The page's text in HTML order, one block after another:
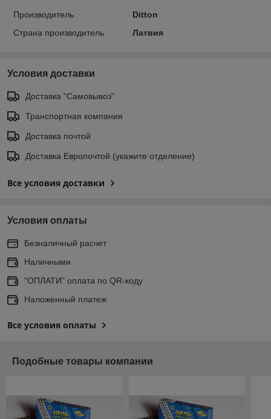
Производитель
Ditton
Страна производитель
Латвия
Условия доставки
Доставка "Самовывоз"
Транспортная компания
Доставка почтой
Доставка Европочтой (укажите отделение)
Все условия доставки
Условия оплаты
Безналичный расчет
Наличными
"ОПЛАТИ" оплата по QR-коду
Наложенный платеж
Все условия оплаты
Подобные товары компании